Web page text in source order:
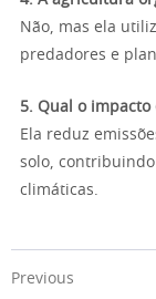
Não, mas ela
predadores e
5. Qual o
Ela reduz
solo,
climáticas.
Previous